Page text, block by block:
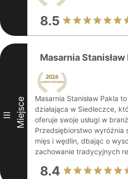
8.5
III Miejsce
Masarnia Stanisław
Masarnia Stanisław Pakla
działająca w Siedleczce,
oferuje swoje usługi w
Przedsiębiorstwo wyróżnia
mięs i wędlin, dbając o
zachowanie tradycyjnych
8.4